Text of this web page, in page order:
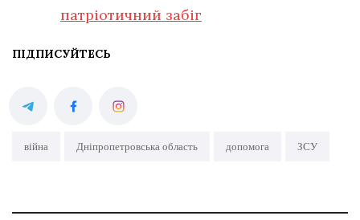
патріотичний забіг
ПІДПИСУЙТЕСЬ
війна Дніпропетровська область допомога ЗСУ